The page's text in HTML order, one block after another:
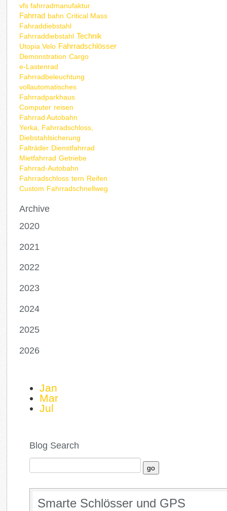
vfs fahrradmanufaktur
Fahrrad bahn Critical Mass
Fahraddiebstahl
Fahrraddiebstahl Technik
Utopia Velo Fahrradschlösser
Demonstration Cargo
e-Lastenrad
Fahrradbeleuchtung
vollautomatisches
Fahrradparkhaus
Computer reisen
Fahrrad Autobahn
Yerka, Fahrradschloss,
Diebstahlsicherung
Falträder Dienstfahrrad
Mietfahrrad Getriebe
Fahrrad-Autobahn
Fahrradschloss tern Reifen
Custom Fahrradschnellweg
Archive
2020
2021
2022
2023
2024
2025
2026
Jan
Mar
Jul
Blog Search
Smarte Schlösser und GPS